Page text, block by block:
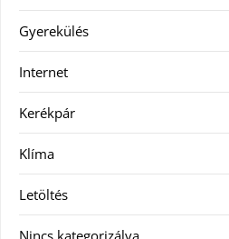
Gyerekülés
Internet
Kerékpár
Klíma
Letöltés
Nincs kategorizálva